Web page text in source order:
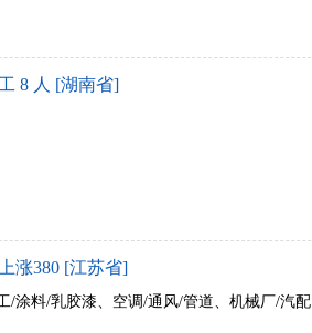
8 人 [湖南省]
涨380 [江苏省]
/涂料/乳胶漆、空调/通风/管道、机械厂/汽配